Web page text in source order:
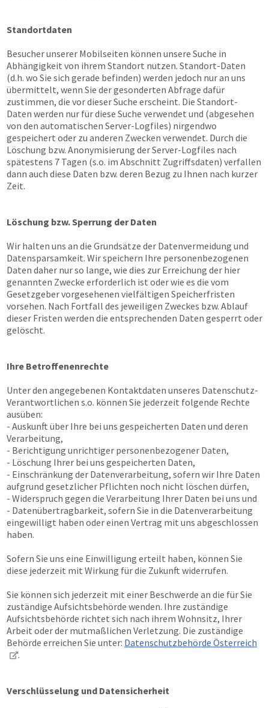
Standortdaten
Besucher unserer Mobilseiten können unsere Suche in
Abhängigkeit von ihrem Standort nutzen. Standort-Daten
(d.h. wo Sie sich gerade befinden) werden jedoch nur an uns
übermittelt, wenn Sie der gesonderten Abfrage dafür
zustimmen, die vor dieser Suche erscheint. Die Standort-
Daten werden nur für diese Suche verwendet und (abgesehen
von den automatischen Server-Logfiles) nirgendwo
gespeichert oder zu anderen Zwecken verwendet. Durch die
Löschung bzw. Anonymisierung der Server-Logfiles nach
spätestens 7 Tagen (s.o. im Abschnitt Zugriffsdaten) verfallen
dann auch diese Daten bzw. deren Bezug zu Ihnen nach kurzer
Zeit.
Löschung bzw. Sperrung der Daten
Wir halten uns an die Grundsätze der Datenvermeidung und
Datensparsamkeit. Wir speichern Ihre personenbezogenen
Daten daher nur so lange, wie dies zur Erreichung der hier
genannten Zwecke erforderlich ist oder wie es die vom
Gesetzgeber vorgesehenen vielfältigen Speicherfristen
vorsehen. Nach Fortfall des jeweiligen Zweckes bzw. Ablauf
dieser Fristen werden die entsprechenden Daten gesperrt oder
gelöscht.
Ihre Betroffenenrechte
Unter den angegebenen Kontaktdaten unseres Datenschutz-
Verantwortlichen s.o. können Sie jederzeit folgende Rechte
ausüben:
- Auskunft über Ihre bei uns gespeicherten Daten und deren
Verarbeitung,
- Berichtigung unrichtiger personenbezogener Daten,
- Löschung Ihrer bei uns gespeicherten Daten,
- Einschränkung der Datenverarbeitung, sofern wir Ihre Daten
aufgrund gesetzlicher Pflichten noch nicht löschen dürfen,
- Widerspruch gegen die Verarbeitung Ihrer Daten bei uns und
- Datenübertragbarkeit, sofern Sie in die Datenverarbeitung
eingewilligt haben oder einen Vertrag mit uns abgeschlossen
haben.
Sofern Sie uns eine Einwilligung erteilt haben, können Sie
diese jederzeit mit Wirkung für die Zukunft widerrufen.
Sie können sich jederzeit mit einer Beschwerde an die für Sie
zuständige Aufsichtsbehörde wenden. Ihre zuständige
Aufsichtsbehörde richtet sich nach ihrem Wohnsitz, Ihrer
Arbeit oder der mutmaßlichen Verletzung. Die zuständige
Behörde erreichen Sie unter: Datenschutzbehörde Österreich
.
Verschlüsselung und Datensicherheit